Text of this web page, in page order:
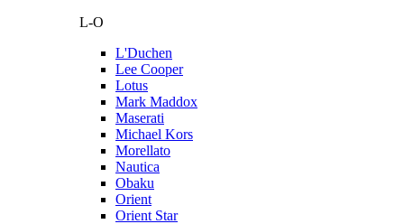
L-O
L'Duchen
Lee Cooper
Lotus
Mark Maddox
Maserati
Michael Kors
Morellato
Nautica
Obaku
Orient
Orient Star